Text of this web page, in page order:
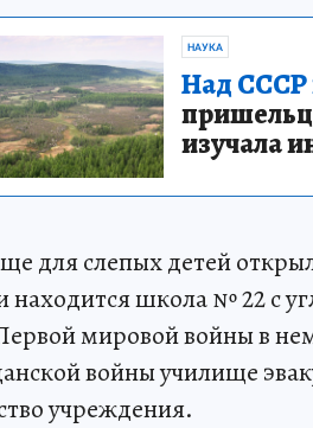
НАУКА
Над СССР
изучала
для слепых детей
школа № 22 с
мировой войны в
войны училище
учреждения.